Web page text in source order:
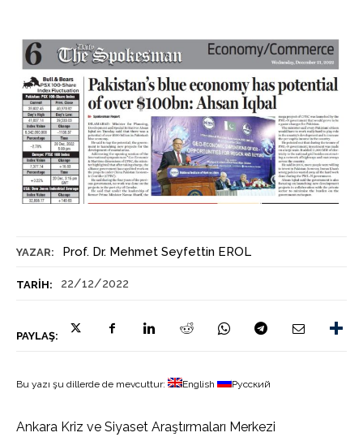
YAZAR: Prof. Dr. Mehmet Seyfettin EROL
TARIH: 22/12/2022
PAYLAŞ:
Bu yazı şu dillerde de mevcuttur: English Русский
Ankara Kriz ve Siyaset Araştırmaları Merkezi